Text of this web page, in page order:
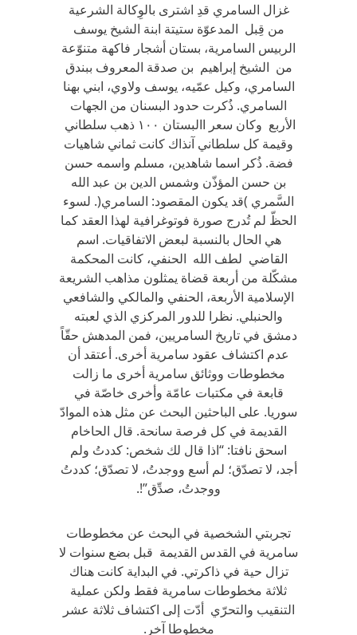
غزال السامري قدِ اشترى بالوِكالة الشرعية
من قِبل المدعوّة ستيتة ابنة الشيخ يوسف
الربيس السامرية، بستان أشجار فاكهة متنوّعة
من الشيخ إبراهيم بن صدقة المعروف ببندق
السامري، وكيل عمّيه، يوسف ولاوي، ابني بهنا
السامري. ذُكرت حدود البسنان من الجهات
الأربع وكان سعر االبستان ١٠٠ ذهب سلطاني
وقيمة كل سلطاني آنذاك كانت ثماني شاهيات
فضة. ذُكر اسما شاهدين، مسلم واسمه حسن
بن حسن المؤذّن وشمس الدين بن عبد الله
السَّمري )قد يكون المقصود: السامري(. لسوء
الحظّ لم تُدرج صورة فوتوغرافية لهذا العقد كما
هي الحال بالنسبة لبعض الاتفاقيات. اسم
القاضي لطف الله الحنفي، كانت المحكمة
مشكّلة من أربعة قضاة يمثلون مذاهب الشريعة
الإسلامية الأربعة، الحنفي والمالكي والشافعي
والحنبلي. نظرا للدور المركزي الذي لعبته
دمشق في تاريخ السامريين، فمن المدهش حقّاً
عدم اكتشاف عقود سامرية أخرى. أعتقد أن
مخطوطات ووثائق سامرية أخرى ما زالت
قابعة في مكتبات عامّة وأخرى خاصّة في
سوريا. على الباحثين البحث عن مثل هذه الموادّ
القديمة في كل فرصة سانحة. قال الحاخام
اسحق نافتا: “اذا قال لك شخص: كددتُ ولم
أجد، لا تصدّق؛ لم أسع ووجدتُ، لا تصدّق؛ كددتُ
ووجدتُ، صدِّق”!.
تجربتي الشخصية في البحث عن مخطوطات
سامرية في القدس القديمة قبل بضع سنوات لا
تزال حية في ذاكرتي. في البداية كانت هناك
ثلاثة مخطوطات سامرية فقط ولكن عملية
التنقيب والتحرّي أدّت إلى اكتشاف ثلاثة عشر
مخطوطا آخر.